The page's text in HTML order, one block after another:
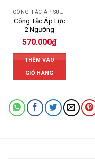
CÔNG TẮC ÁP SUẤT
Công Tắc Áp Lực
2 Ngưỡng
570.000₫
THÊM VÀO
GIỎ HÀNG